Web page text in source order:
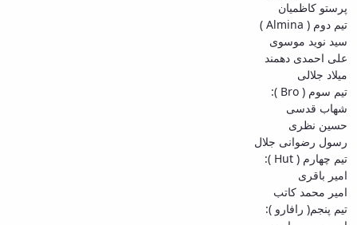
پرستو کاظمیان
تیم دوم ( Almina )
سید نوید موسوی
علی احمدی دهمند
میلاد جلالی
تیم سوم ( Bro ):
شهاب قدسی
حسین نظری
رسول رضوانی جلال
تیم چهارم ( Hut ):
امیر باقری
امیر محمد کاتب
تیم پنجم( رافارو ):